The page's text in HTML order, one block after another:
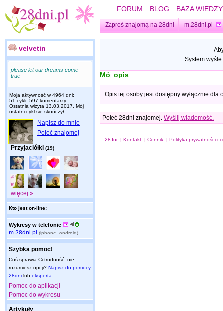
FORUM BLOG BAZA WIEDZY
Zaproś znajomą na 28dni m.28dni.pl
velvetin
please let our dreams come
true
Moja aktywność w 4964 dni:
51 cykli, 597 komentarzy.
Ostatnia wizyta 13.03.2017 . Mój
ostatni cykl się skończył.
Napisz do mnie
Poleć znajomej
Przyjaciółki (19)
więcej »
Kto jest on-line:
Wykresy w telefonie
m.28dni.pl (iphone, android)
Szybka pomoc!
Coś sprawia Ci trudność, nie
rozumiesz opcji? Napisz do pomocy
28dni lub eksperta
Pomoc do aplikacji
Pomoc do wykresu
Artykuły
System
Mój opis
Opis tej osoby jest dostępny wyłącznie dla
Poleć 28dni znajomej. Wyślij wiadomość.
28dni | Kontakt | Cennik | Polityka prywatności i